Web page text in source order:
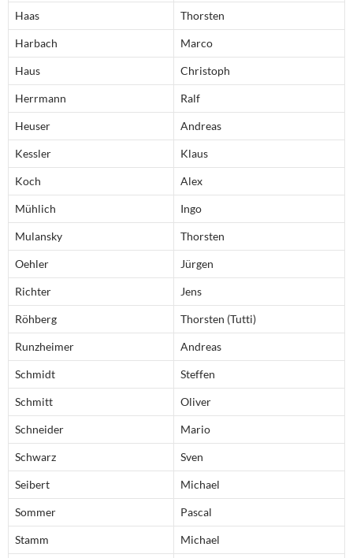
Haas Thorsten
Harbach Marco
Haus Christoph
Herrmann Ralf
Heuser Andreas
Kessler Klaus
Koch Alex
Mühlich Ingo
Mulansky Thorsten
Oehler Jürgen
Richter Jens
Röhberg Thorsten (Tutti)
Runzheimer Andreas
Schmidt Steffen
Schmitt Oliver
Schneider Mario
Schwarz Sven
Seibert Michael
Sommer Pascal
Stamm Michael